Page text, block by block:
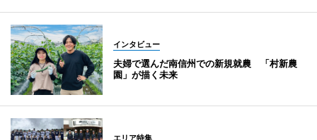
インタビュー
夫婦で選んだ南信州での新規就農 「村新農
園」が描く未来
エリア特集